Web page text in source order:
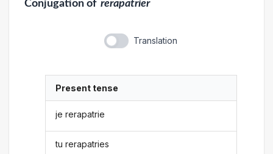
Conjugationof rerapatrier
Translation
Present tense
je rerapatrie
tu rerapatries